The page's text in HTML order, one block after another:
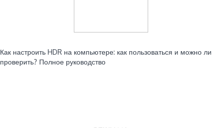
Как настроить HDR на компьютере: как пользоваться и можно ли
проверить? Полное руководство